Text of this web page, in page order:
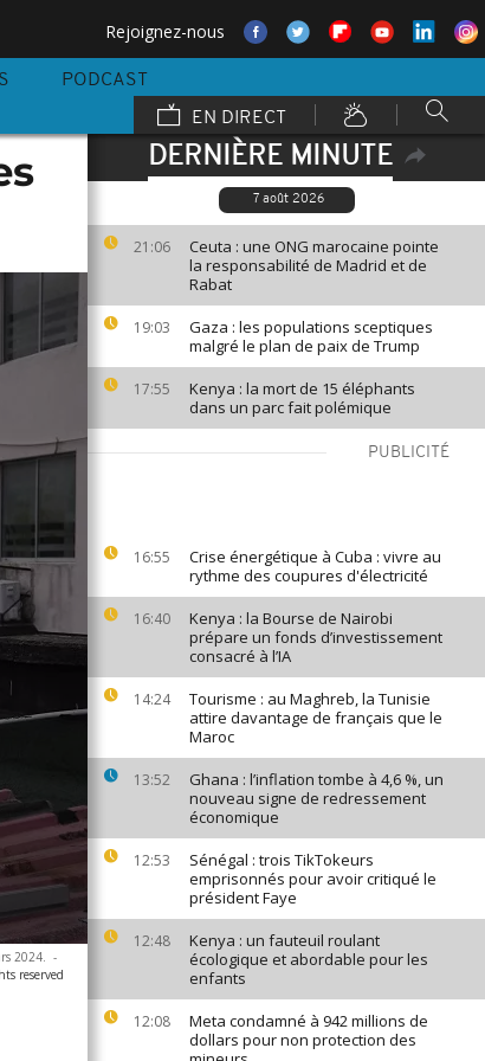
Rejoignez-nous
PODCAST
EN DIRECT
DERNIÈRE MINUTE
7 août 2026
21:06
Ceuta : une ONG marocaine pointe
la responsabilité de Madrid et de
Rabat
19:03
Gaza : les populations sceptiques
malgré le plan de paix de Trump
17:55
Kenya : la mort de 15 éléphants
dans un parc fait polémique
PUBLICITÉ
16:55
Crise énergétique à Cuba : vivre au
rythme des coupures d'électricité
16:40
Kenya : la Bourse de Nairobi
prépare un fonds d’investissement
consacré à l’IA
14:24
Tourisme : au Maghreb, la Tunisie
attire davantage de français que le
Maroc
13:52
Ghana : l’inflation tombe à 4,6 %, un
nouveau signe de redressement
économique
12:53
Sénégal : trois TikTokeurs
emprisonnés pour avoir critiqué le
président Faye
12:48
Kenya : un fauteuil roulant
écologique et abordable pour les
enfants
12:08
Meta condamné à 942 millions de
dollars pour non protection des
2024. -
reserved